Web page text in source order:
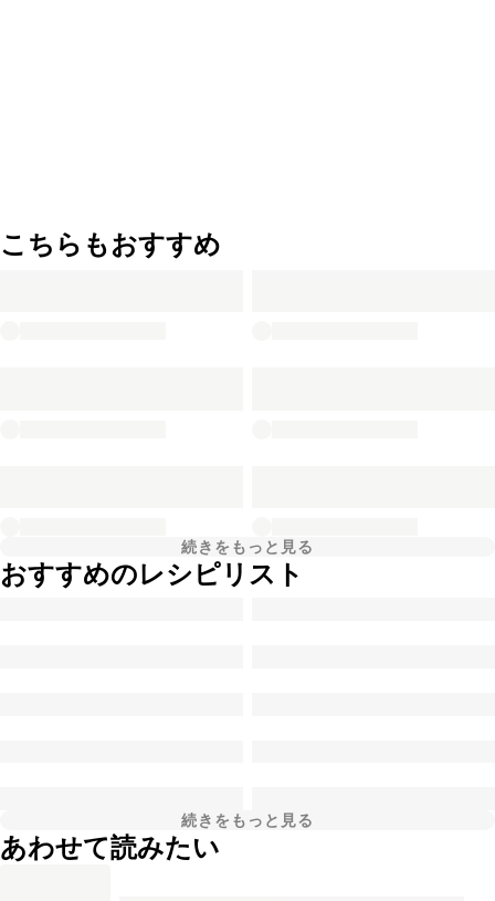
こちらもおすすめ
続きをもっと見る
おすすめのレシピリスト
続きをもっと見る
あわせて読みたい